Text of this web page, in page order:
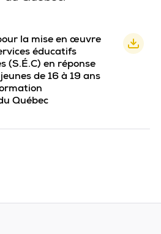
la mise en œuvre
éducatifs
(S.É.C) en réponse
de 16 à 19 ans
Québec